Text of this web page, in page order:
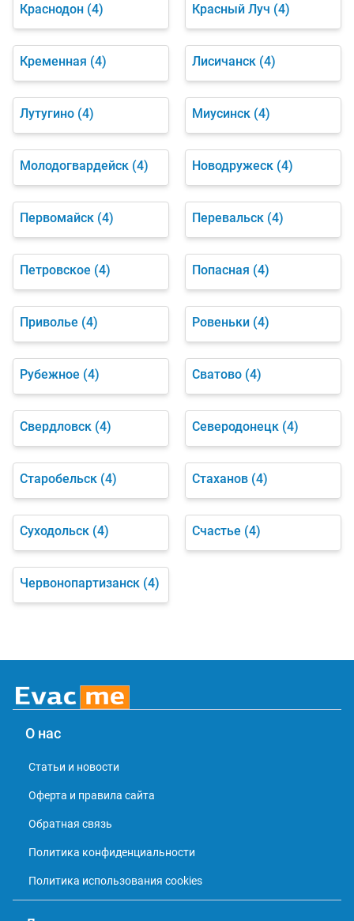
Краснодон (4) Красный Луч (4)
Кременная (4) Лисичанск (4)
Лутугино (4) Миусинск (4)
Молодогвардейск (4) Новодружеск (4)
Первомайск (4) Перевальск (4)
Петровское (4) Попасная (4)
Приволье (4) Ровеньки (4)
Рубежное (4) Сватово (4)
Свердловск (4) Северодонецк (4)
Старобельск (4) Стаханов (4)
Суходольск (4) Счастье (4)
Червонопартизанск (4)
О нас
Статьи и новости
Оферта и правила сайта
Обратная связь
Политика конфиденциальности
Политика использования cookies